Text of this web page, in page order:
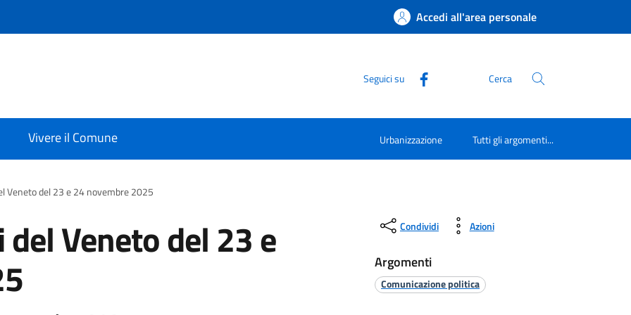
Accedi all'area personale
Seguici su Cerca
Vivere il Comune Urbanizzazione Tutti gli argomenti...
Veneto del 23 e 24 novembre 2025
Veneto del 23 e Condividi Azioni
Argomenti
Comunicazione politica